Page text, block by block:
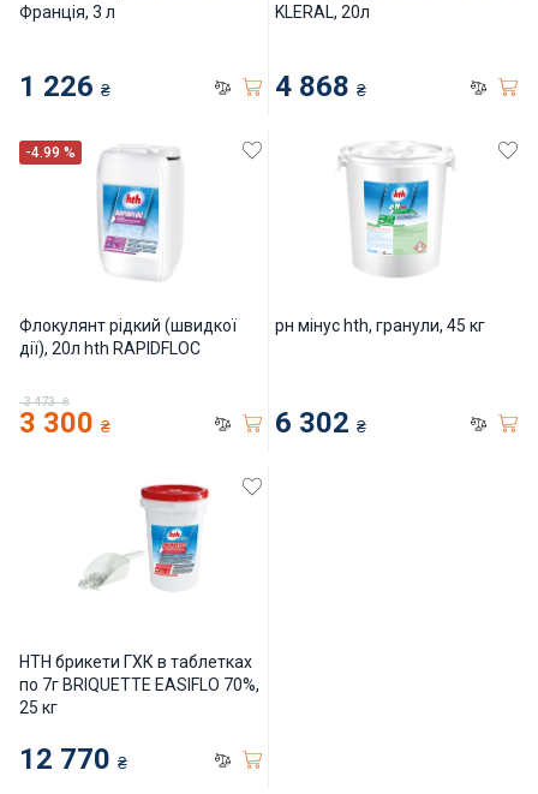
Франція, 3 л
1 226 ₴
KLERAL, 20л
4 868 ₴
-4.99 %
Флокулянт рідкий (швидкої
дії), 20л hth RAPIDFLOC
3 473 ₴
3 300 ₴
рн мінус hth, гранули, 45 кг
6 302 ₴
HTH брикети ГХК в таблетках
по 7г BRIQUETTE EASIFLO 70%,
25 кг
12 770 ₴